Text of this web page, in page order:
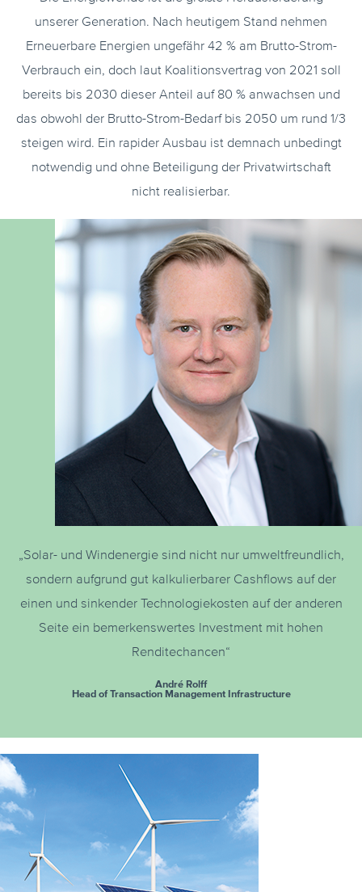
unserer Generation. Nach heutigem Stand nehmen
Erneuerbare Energien ungefähr 42 % am Brutto-Strom-
Verbrauch ein, doch laut Koalitionsvertrag von 2021 soll
bereits bis 2030 dieser Anteil auf 80 % anwachsen und
das obwohl der Brutto-Strom-Bedarf bis 2050 um rund 1/3
steigen wird. Ein rapider Ausbau ist demnach unbedingt
notwendig und ohne Beteiligung der Privatwirtschaft
nicht realisierbar.
„Solar- und Windenergie sind nicht nur umweltfreundlich,
sondern aufgrund gut kalkulierbarer Cashflows auf der
einen und sinkender Technologiekosten auf der anderen
Seite ein bemerkenswertes Investment mit hohen
Renditechancen“
André Rolff
Head of Transaction Management Infrastructure